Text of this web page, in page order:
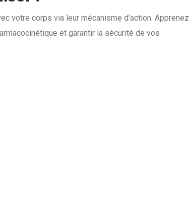
votre corps via leur mécanisme d'action. Apprenez
et garantir la sécurité de vos